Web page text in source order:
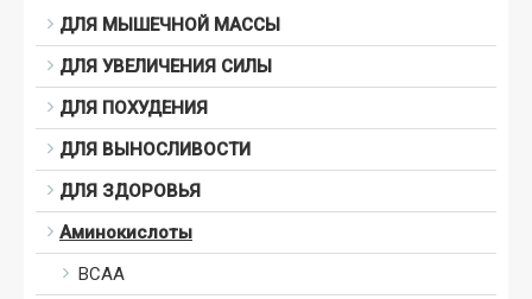
ДЛЯ МЫШЕЧНОЙ МАССЫ
ДЛЯ УВЕЛИЧЕНИЯ СИЛЫ
ДЛЯ ПОХУДЕНИЯ
ДЛЯ ВЫНОСЛИВОСТИ
ДЛЯ ЗДОРОВЬЯ
Аминокислоты
BCAA